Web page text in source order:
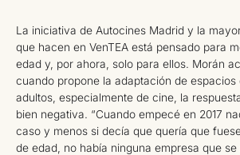
La iniciativa de Autocines Madrid y la
que hacen en VenTEA está pensado para
edad y, por ahora, solo para ellos. Morán
cuando propone la adaptación de espacios
adultos, especialmente de cine, la
bien negativa. “Cuando empecé en 2017
caso y menos si decía que quería que
de edad, no había ninguna empresa que se